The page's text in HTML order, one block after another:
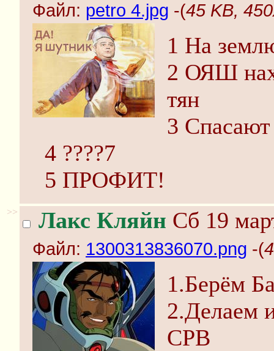
Файл: petro 4.jpg -(45 KB,
1 На
2 ОЯШ
тян
3
4 ????7
5 ПРОФИТ!
>> Лакс Кляйн Сб 19
Файл: 1300313836070.png -(
1.Берём
2.Делаем
СРВ